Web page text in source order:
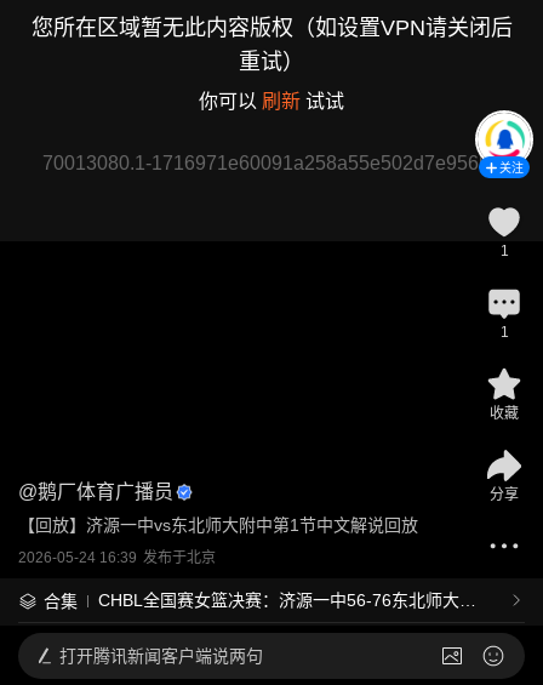
您所在区域暂无此内容版权（如设置VPN请关闭后
重试）
你可以 刷新 试试
70013080.1-1716971e60091a258a55e502d7e95658
@鹅厂体育广播员
【回放】济源一中vs东北师大附中第1节中文解说回放
2026-05-24 16:39 发布于北京
合集
CHBL全国赛女篮决赛：济源一中56-76东北师大附
中
关注
1
1
收藏
分享
打开腾讯新闻客户端说两句